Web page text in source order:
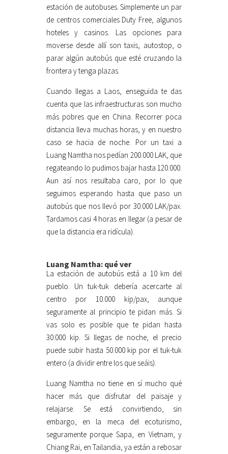
estación de autobuses. Simplemente un par
de centros comerciales Duty Free, algunos
hoteles y casinos. Las opciones para
moverse desde allí son taxis, autostop, o
parar algún autobús que esté cruzando la
frontera y tenga plazas.
Cuando llegas a Laos, enseguida te das
cuenta que las infraestructuras son mucho
más pobres que en China. Recorrer poca
distancia lleva muchas horas, y en nuestro
caso se hacia de noche. Por un taxi a
Luang Namtha nos pedían 200.000 LAK, que
regateando lo pudimos bajar hasta 120.000.
Aun así nos resultaba caro, por lo que
seguimos esperando hasta que paso un
autobús que nos llevó por 30.000 LAK/pax.
Tardamos casi 4 horas en llegar (a pesar de
que la distancia era ridícula).
Luang Namtha: qué ver
La estación de autobús está a 10 km del
pueblo. Un tuk-tuk debería acercarte al
centro por 10.000 kip/pax, aunque
seguramente al principio te pidan más. Si
vas solo es posible que te pidan hasta
30.000 kip. Si llegas de noche, el precio
puede subir hasta 50.000 kip por el tuk-tuk
entero (a dividir entre los que seáis).
Luang Namtha no tiene en sí mucho qué
hacer más que disfrutar del paisaje y
relajarse. Se está convirtiendo, sin
embargo, en la meca del ecoturismo,
seguramente porque Sapa, en Vietnam, y
Chiang Rai, en Tailandia, ya están a rebosar